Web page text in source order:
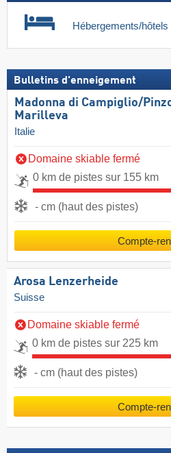
Hébergements/
Bulletins d'enneigement
Madonna di Campiglio/​
Marilleva
Italie
Domaine skiable fermé
0 km de pistes sur 155 km
- cm (haut des pistes)
Compte-
Arosa Lenzerheide
Suisse
Domaine skiable fermé
0 km de pistes sur 225 km
- cm (haut des pistes)
Compte-